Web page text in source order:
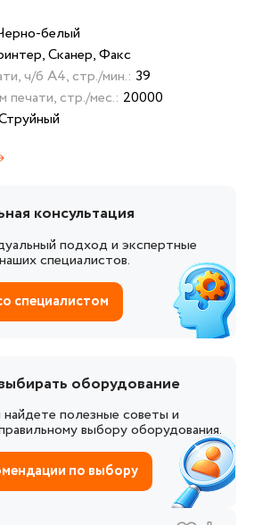
белый
Сканер, Факс
ч/б А4, стр./мин.: 39
печати, стр./мес.: 20000
консультация
подход и экспертные
специалистов.
специалистом
оборудование
полезные советы и
выбору оборудования.
по выбору